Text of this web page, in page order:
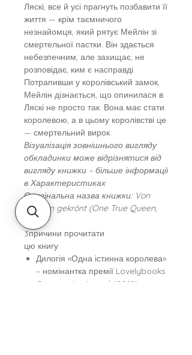
Ляскі, все й усі прагнуть позбавити її
життя — крім таємничого
незнайомця, який рятує Мейлін зі
смертельної пастки. Він здається
небезпечним, але захищає, не
розповідає, ким є насправді.
Потрапивши у королівський замок,
Мейлін дізнається, що опинилася в
Ляскі не просто так. Вона має стати
королевою, а в цьому королівстві це
— смертельний вирок.
Візуалізація зовнішнього вигляду
обкладинки може відрізнятися від
вигляду книжки – більше інформації
в Характеристиках
Оригінальна назва книжки: Von
Sternen gekrönt (One True Queen,
№ 1)
3причини прочитати
цю книгу
Дилогія «Одна істинна королева»
– номінантка премії Lovelybooks
Community Award (2019) в